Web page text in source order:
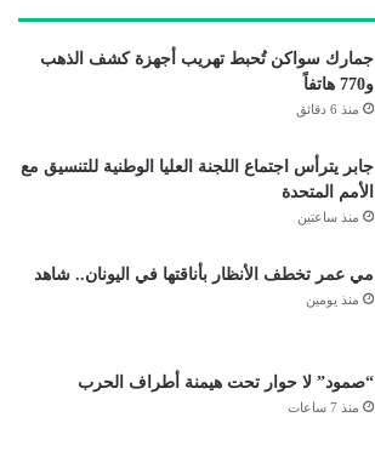
جمارك سواكن تُحبط تهريب أجهزة كشف الذهب
و770 هاتفاً
منذ 6 دقائق
جابر يترأس اجتماع اللجنة العليا الوطنية للتنسيق مع
الأمم المتحدة
منذ ساعتين
مي عمر تخطف الأنظار بأناقتها في اليونان.. شاهد
منذ يومين
“صمود” لا حوار تحت هيمنة أطراف الحرب
منذ 7 ساعات